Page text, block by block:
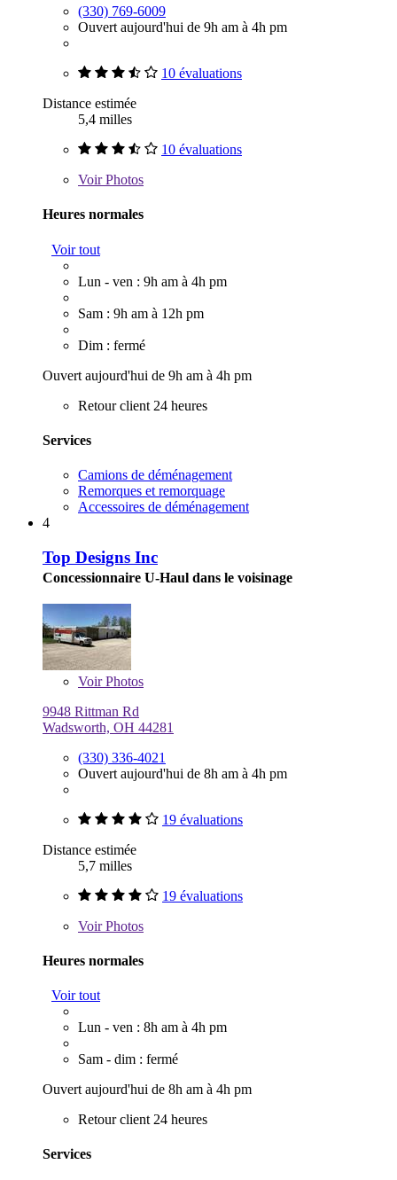
(330) 769-6009
Ouvert aujourd'hui de 9h am à 4h pm
10 évaluations
Distance estimée
5,4 milles
10 évaluations
VoirPhotos
Heures normales
Voir tout
Lun - ven : 9h am à 4h pm
Sam : 9h am à 12h pm
Dim : fermé
Ouvert aujourd'hui de 9h am à 4h pm
Retour client 24 heures
Services
Camions de déménagement
Remorques et remorquage
Accessoires de déménagement
4
Top Designs Inc
Concessionnaire U-Haul dans le voisinage
VoirPhotos
9948 Rittman Rd
Wadsworth, OH 44281
(330) 336-4021
Ouvert aujourd'hui de 8h am à 4h pm
19 évaluations
Distance estimée
5,7 milles
19 évaluations
VoirPhotos
Heures normales
Voir tout
Lun - ven : 8h am à 4h pm
Sam - dim : fermé
Ouvert aujourd'hui de 8h am à 4h pm
Retour client 24 heures
Services